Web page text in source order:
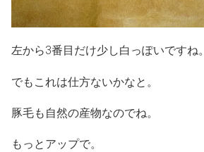
左から3番目だけ少し白っぽいですね。
でもこれは仕方ないかなと。
豚毛も自然の産物なのでね。
もっとアップで。